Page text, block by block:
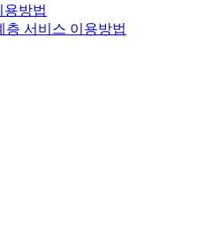
용방법
층 서비스 이용방법